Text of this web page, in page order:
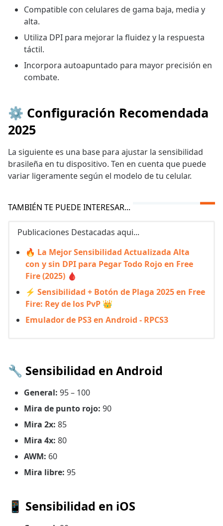
Compatible con celulares de gama baja, media y
alta.
Utiliza DPI para mejorar la fluidez y la respuesta
táctil.
Incorpora autoapuntado para mayor precisión en
combate.
⚙️ Configuración Recomendada
2025
La siguiente es una base para ajustar la sensibilidad
brasileña en tu dispositivo. Ten en cuenta que puede
variar ligeramente según el modelo de tu celular.
TAMBIÉN TE PUEDE INTERESAR...
Publicaciones Destacadas aqui...
🔥 La Mejor Sensibilidad Actualizada Alta
con y sin DPI para Pegar Todo Rojo en Free
Fire (2025) 🩸
⚡ Sensibilidad + Botón de Plaga 2025 en Free
Fire: Rey de los PvP 👑
Emulador de PS3 en Android - RPCS3
🔧 Sensibilidad en Android
General: 95 – 100
Mira de punto rojo: 90
Mira 2x: 85
Mira 4x: 80
AWM: 60
Mira libre: 95
📱 Sensibilidad en iOS